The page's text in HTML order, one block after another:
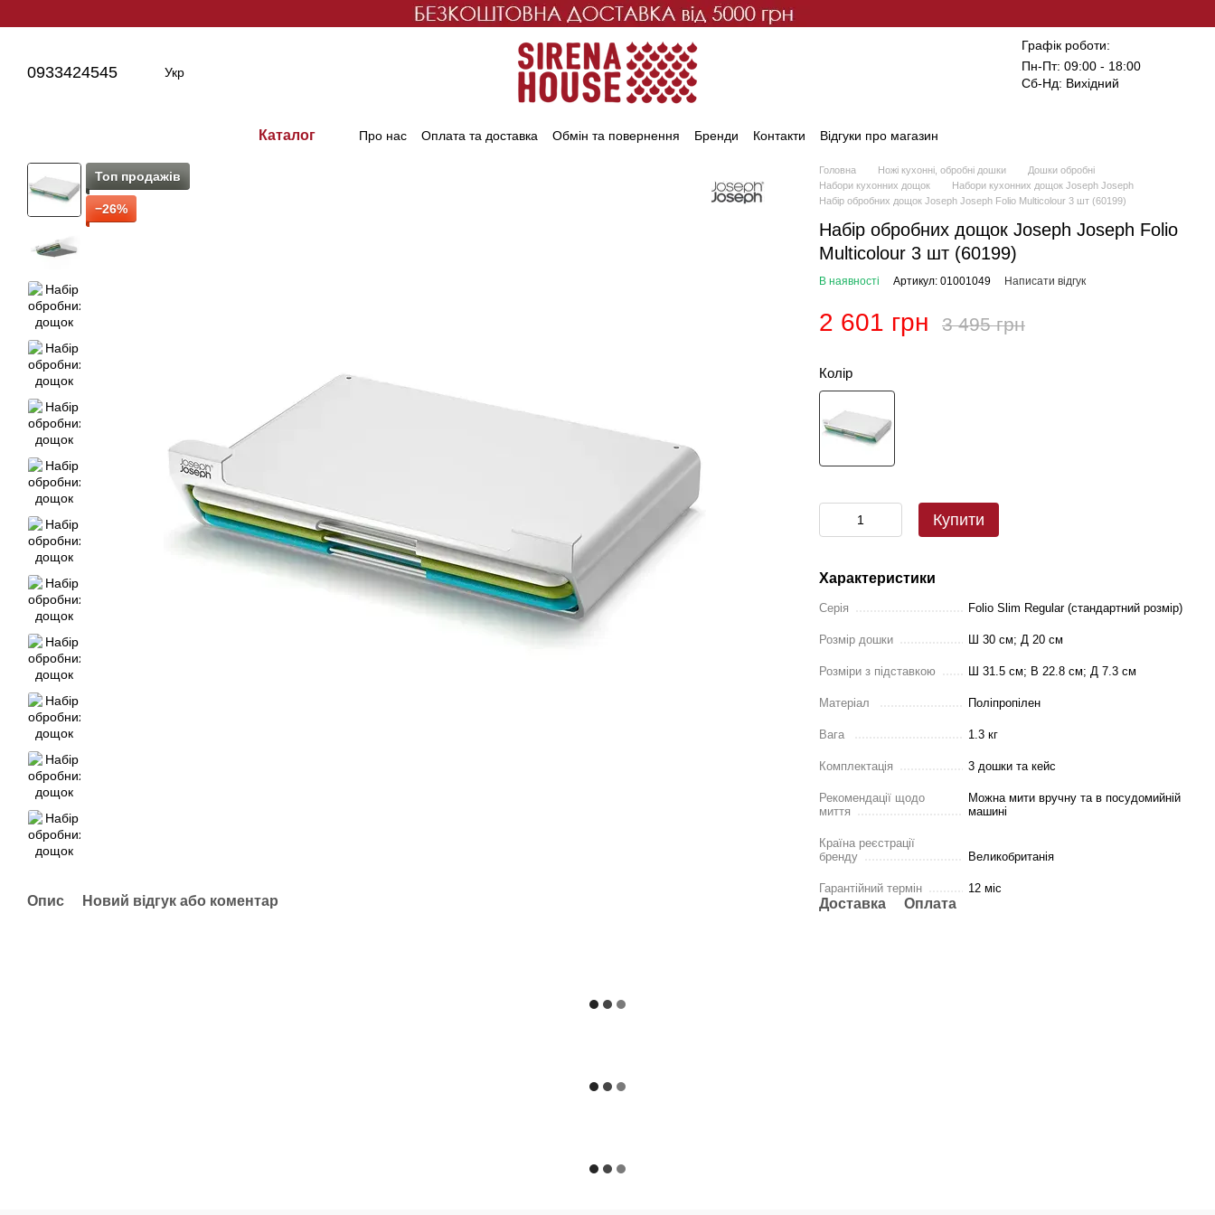
0933424545 Укр
Графік роботи:
Пн-Пт: 09:00 - 18:00
Сб-Нд: Вихідний
Каталог Про нас Оплата та доставка Обмін та повернення Бренди Контакти Відгуки про магазин
Топ продажів
−26%
Опис Новий відгук або коментар
Головна Ножі кухонні, обробні дошки
Дошки обробні
Набори кухонних дощок
Набори кухонних дощок Joseph Joseph
Набір обробних дощок Joseph Joseph Folio Multicolour 3 шт (60199)
Набір обробних дощок Joseph Joseph Folio
Multicolour 3 шт (60199)
В наявності Артикул: 01001049 Написати відгук
2 601 грн 3 495 грн
Колір
Купити
Характеристики
Серія Folio Slim Regular (стандартний розмір)
Розмір дошки Ш 30 см; Д 20 см
Розміри з підставкою Ш 31.5 см; В 22.8 см; Д 7.3 см
Матеріал Поліпропілен
Вага 1.3 кг
Комплектація 3 дошки та кейс
Рекомендації щодо
миття
Можна мити вручну та в посудомийній
машині
Країна реєстрації
бренду
Великобританія
Гарантійний термін 12 міс
Доставка Оплата